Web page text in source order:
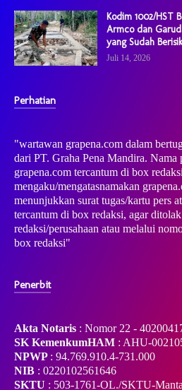
Kodim 1002/HST
Armco dan
yang Sudah
Juli 14, 2026
Perhatian
"wartawan grapena.com dalam
dari PT. Graha Pena Mandira. Nama
grapena.com tercantum di box
mengaku/mengatasnamakan
menunjukkan surat tugas/kartu pers
tercantum di box redaksi, agar
redaksi/perusahaan atau melalui
box redaksi"
Penerbit
Akta Notaris : Nomor 22 -
SK KemenkumHAM : AHU-
NPWP : 94.769.910.4-731.000
NIB : 0220102561646
SKTU : 503-1761-OL./SKTU-